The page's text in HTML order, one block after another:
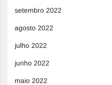
setembro 2022
agosto 2022
julho 2022
junho 2022
maio 2022